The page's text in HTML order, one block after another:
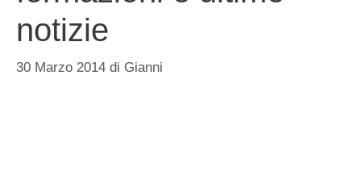
notizie
30 Marzo 2014 di Gianni